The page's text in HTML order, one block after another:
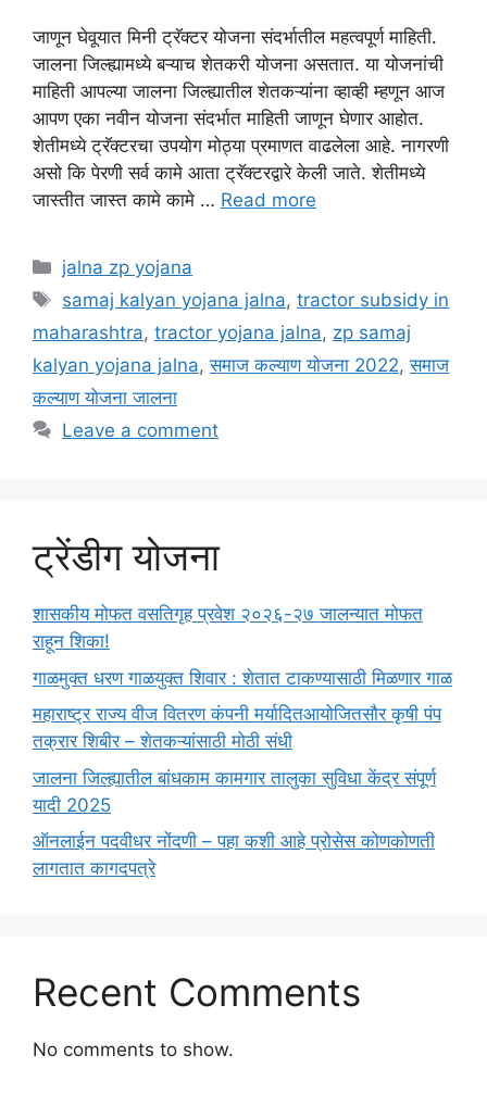
जाणून घेवूयात मिनी ट्रॅक्टर योजना संदर्भातील महत्वपूर्ण माहिती.
जालना जिल्ह्यामध्ये बऱ्याच शेतकरी योजना असतात. या योजनांची
माहिती आपल्या जालना जिल्ह्यातील शेतकऱ्यांना व्हाव्ही म्हणून आज
आपण एका नवीन योजना संदर्भात माहिती जाणून घेणार आहोत.
शेतीमध्ये ट्रॅक्टरचा उपयोग मोठ्या प्रमाणत वाढलेला आहे. नागरणी
असो कि पेरणी सर्व कामे आता ट्रॅक्टरद्वारे केली जाते. शेतीमध्ये
जास्तीत जास्त कामे कामे … Read more
Categories
jalna zp yojana
Tags
samaj kalyan yojana jalna,tractor subsidy in
maharashtra, tractor yojana jalna, zp samaj
kalyan yojana jalna,समाज कल्याण योजना 2022,समाज
कल्याण योजना जालना
Leave a comment
ट्रेंडीग योजना
शासकीय मोफत वसतिगृह प्रवेश २०२६-२७ जालन्यात मोफत
राहून शिका!
गाळमुक्त धरण गाळयुक्त शिवार : शेतात टाकण्यासाठी मिळणार गाळ
महाराष्ट्र राज्य वीज वितरण कंपनी मर्यादितआयोजितसौर कृषी पंप
तक्रार शिबीर – शेतकऱ्यांसाठी मोठी संधी
जालना जिल्ह्यातील बांधकाम कामगार तालुका सुविधा केंद्र संपूर्ण
यादी 2025
ऑनलाईन पदवीधर नोंदणी – पहा कशी आहे प्रोसेस कोणकोणती
लागतात कागदपत्रे
Recent Comments
No comments to show.